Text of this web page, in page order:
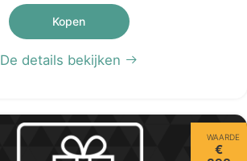
Kopen
De details bekijken
WAARDE
€